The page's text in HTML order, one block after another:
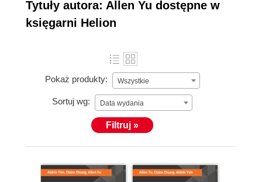
Tytuły autora: Allen Yu dostępne w
księgarni Helion
Pokaż produkty: Wszystkie
Sortuj wg: Data wydania
Filtruj »